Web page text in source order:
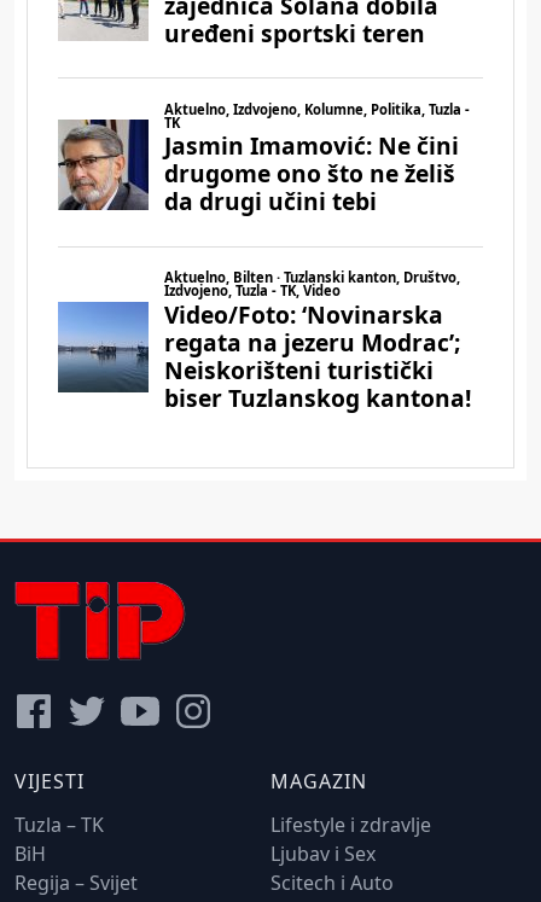
VIJESTI
Tuzla – TK
BiH
Regija – Svijet
MAGAZIN
Lifestyle i zdravlje
Ljubav i Sex
Scitech i Auto